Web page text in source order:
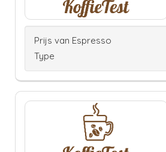
Prijs van Espresso
Type